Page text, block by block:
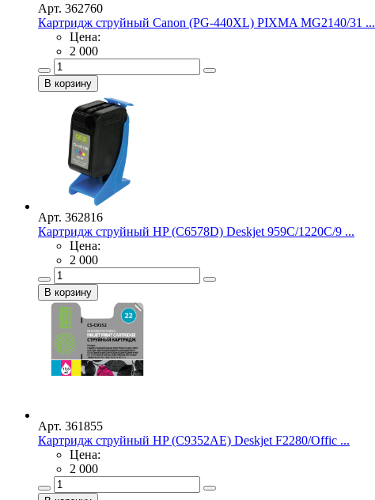
Арт. 362760
Картридж струйный Canon (PG-440XL) PIXMA MG2140/31 ...
Цена:
2 000
Арт. 362816
Картридж струйный HP (C6578D) Deskjet 959C/1220C/9 ...
Цена:
2 000
Арт. 361855
Картридж струйный HP (C9352AE) Deskjet F2280/Offic ...
Цена:
2 000